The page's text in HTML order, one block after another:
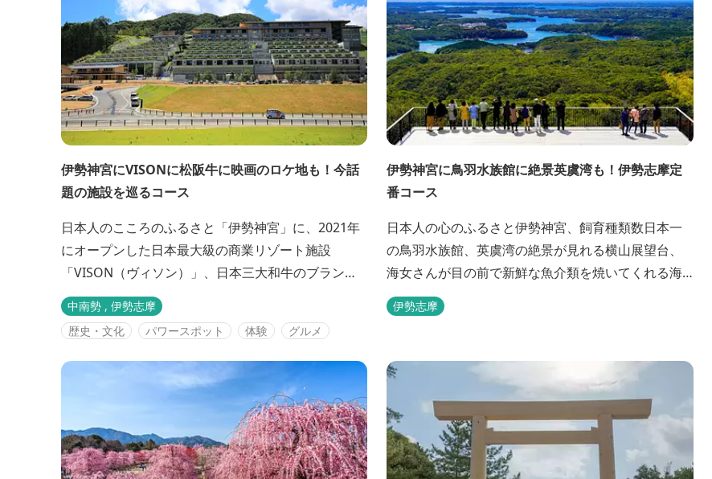
伊勢神宮にVISONに松阪牛に映画のロケ地も！今話
題の施設を巡るコース
日本人のこころのふるさと「伊勢神宮」に、2021年
にオープンした日本最大級の商業リゾート施設
「VISON（ヴィソン）」、日本三大和牛のブランド
牛「松阪牛」、木村拓哉さん主演のレジェンド＆バ
タフライのロケ地ともなった国宝「高田本山専修
寺」など、三重の話題の施設を１泊２日でめぐるコ
ースです。
中南勢 , 伊勢志摩
歴史・文化
パワースポット 体験 グルメ
伊勢神宮に鳥羽水族館に絶景英虞湾も！伊勢志摩定
番コース
日本人の心のふるさと伊勢神宮、飼育種類数日本一
の鳥羽水族館、英虞湾の絶景が見れる横山展望台、
海女さんが目の前で新鮮な魚介類を焼いてくれる海
女小屋体験など、伊勢志摩の定番スポットを１泊２
日で回るコースです。初めて伊勢志摩に訪れる方に
にもおすすめのコースです！
伊勢志摩